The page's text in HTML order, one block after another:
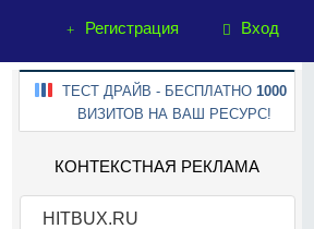
Вход
Регистрация
ТЕСТ ДРАЙВ - БЕСПЛАТНО 1000
ВИЗИТОВ НА ВАШ РЕСУРС!
КОНТЕКСТНАЯ РЕКЛАМА
HITBUX.RU